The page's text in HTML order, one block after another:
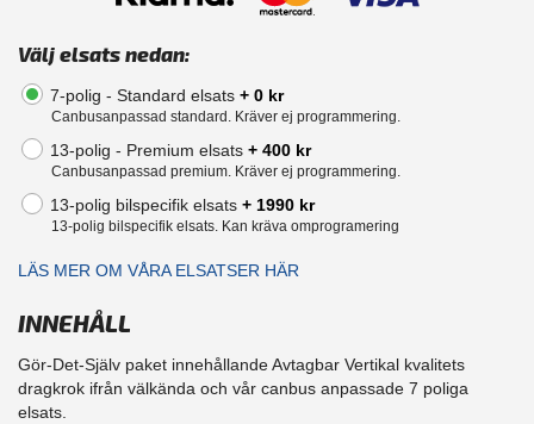
Välj elsats nedan:
7-polig - Standard elsats + 0 kr
Canbusanpassad standard. Kräver ej programmering.
13-polig - Premium elsats + 400 kr
Canbusanpassad premium. Kräver ej programmering.
13-polig bilspecifik elsats + 1990 kr
13-polig bilspecifik elsats. Kan kräva omprogramering
LÄS MER OM VÅRA ELSATSER HÄR
INNEHÅLL
Gör-Det-Själv paket innehållande Avtagbar Vertikal kvalitets
dragkrok ifrån välkända och vår canbus anpassade 7 poliga
elsats.